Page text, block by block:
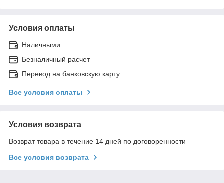
Условия оплаты
Наличными
Безналичный расчет
Перевод на банковскую карту
Все условия оплаты
Условия возврата
Возврат товара в течение 14 дней по договоренности
Все условия возврата